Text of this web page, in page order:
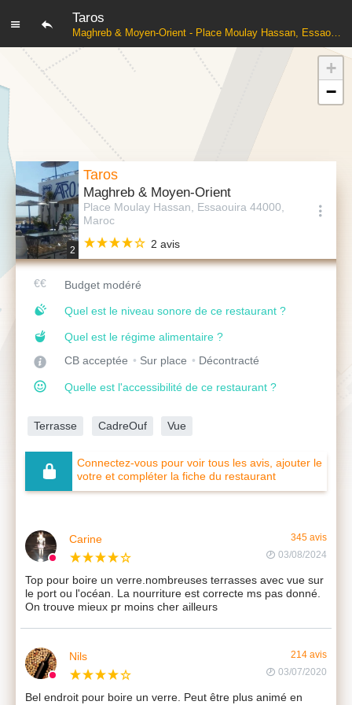
Taros
Maghreb & Moyen-Orient - Place Moulay Hassan, Essaouira 44000, Maroc
2
Taros
Maghreb & Moyen-Orient
Place Moulay Hassan, Essaouira 44000,
Maroc
2 avis
Budget modéré
Quel est le niveau sonore de ce restaurant ?
Quel est le régime alimentaire ?
CB acceptée
Sur place Décontracté
Quelle est l'accessibilité de ce restaurant ?
Terrasse CadreOuf Vue
Connectez-vous pour voir tous les avis, ajouter le
votre et compléter la fiche du restaurant
Carine
345 avis
03/08/2024
Top pour boire un verre.nombreuses terrasses avec vue sur
le port ou l'océan. La nourriture est correcte ms pas donné.
On trouve mieux pr moins cher ailleurs
Nils
214 avis
03/07/2020
Bel endroit pour boire un verre. Peut être plus animé en
+
−